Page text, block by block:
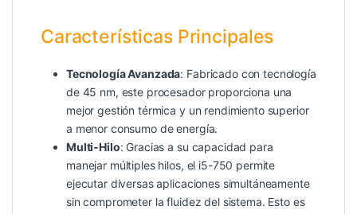
Características Principales
Tecnología Avanzada: Fabricado con tecnología
de 45 nm, este procesador proporciona una
mejor gestión térmica y un rendimiento superior
a menor consumo de energía.
Multi-Hilo: Gracias a su capacidad para
manejar múltiples hilos, el i5-750 permite
ejecutar diversas aplicaciones simultáneamente
sin comprometer la fluidez del sistema. Esto es